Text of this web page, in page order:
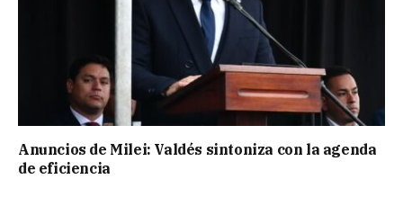
Anuncios de Milei: Valdés sintoniza con la agenda
de eficiencia